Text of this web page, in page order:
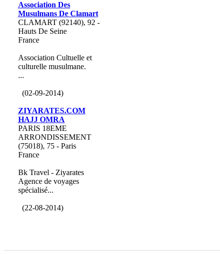
Association Des
Musulmans De Clamart
CLAMART (92140), 92 -
Hauts De Seine
France
Association Cultuelle et
culturelle musulmane.
...
(02-09-2014)
ZIYARATES.COM
HAJJ OMRA
PARIS 18EME
ARRONDISSEMENT
(75018), 75 - Paris
France
Bk Travel - Ziyarates
Agence de voyages
spécialisé...
(22-08-2014)